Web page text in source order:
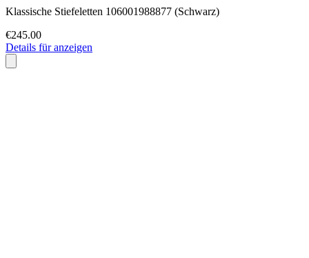
Klassische Stiefeletten 106001988877 (Schwarz)
€245.00
Details für anzeigen